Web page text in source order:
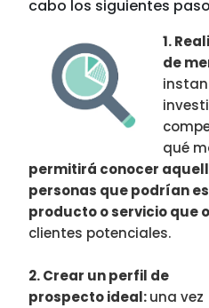
cabo los siguientes
1.
de
qué
permitirá conocer
personas que podrían
producto o servicio que
clientes potenciales.
2. Crear un perfil de
prospecto ideal:una vez